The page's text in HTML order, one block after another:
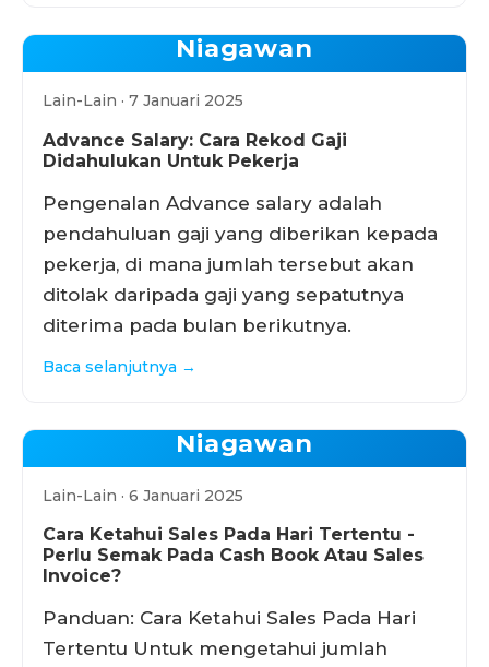
Niagawan
Lain-Lain · 7 Januari 2025
Advance Salary: Cara Rekod Gaji
Didahulukan Untuk Pekerja
Pengenalan Advance salary adalah
pendahuluan gaji yang diberikan kepada
pekerja, di mana jumlah tersebut akan
ditolak daripada gaji yang sepatutnya
diterima pada bulan berikutnya.
Baca selanjutnya →
Niagawan
Lain-Lain · 6 Januari 2025
Cara Ketahui Sales Pada Hari Tertentu -
Perlu Semak Pada Cash Book Atau Sales
Invoice?
Panduan: Cara Ketahui Sales Pada Hari
Tertentu Untuk mengetahui jumlah